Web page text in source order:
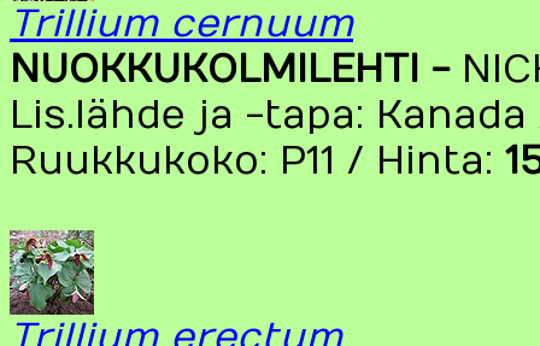
Trillium cernuum
NUOKKUKOLMILEHTI -
Lis.lähde ja -tapa:
Ruukkukoko: P11 / Hinta: